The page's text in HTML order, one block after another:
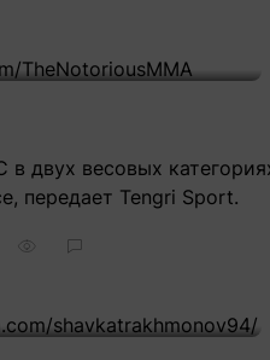
в двух весовых
передает Tengri Sport.